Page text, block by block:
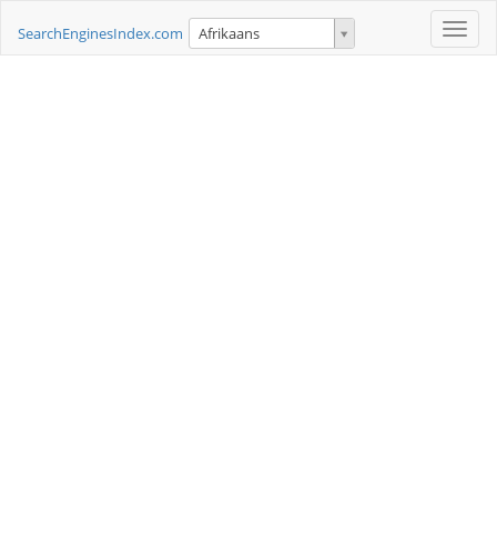
Toggle
SearchEnginesIndex.com Afrikaans